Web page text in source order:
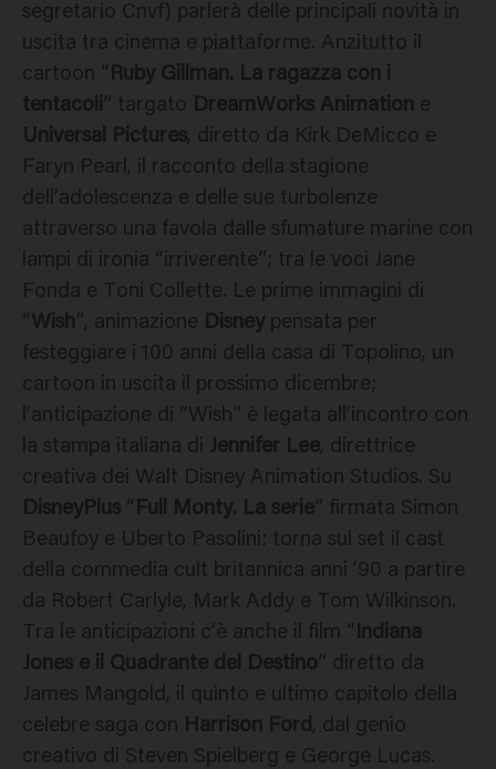
segretario Cnvf) parlerà delle principali novità in
uscita tra cinema e piattaforme. Anzitutto il
cartoon “ Ruby Gillman. La ragazza con i
tentacoli” targato DreamWorks Animation e
Universal Pictures, diretto da Kirk DeMicco e
Faryn Pearl, il racconto della stagione
dell’adolescenza e delle sue turbolenze
attraverso una favola dalle sfumature marine con
lampi di ironia “irriverente”; tra le voci Jane
Fonda e Toni Collette. Le prime immagini di
“Wish”, animazione Disney pensata per
festeggiare i 100 anni della casa di Topolino, un
cartoon in uscita il prossimo dicembre;
l’anticipazione di “Wish” è legata all’incontro con
la stampa italiana di Jennifer Lee, direttrice
creativa dei Walt Disney Animation Studios. Su
DisneyPlus “ Full Monty. La serie” firmata Simon
Beaufoy e Uberto Pasolini: torna sul set il cast
della commedia cult britannica anni ’90 a partire
da Robert Carlyle, Mark Addy e Tom Wilkinson.
Tra le anticipazioni c’è anche il film “ Indiana
Jones e il Quadrante del Destino” diretto da
James Mangold, il quinto e ultimo capitolo della
celebre saga con Harrison Ford, dal genio
creativo di Steven Spielberg e George Lucas.